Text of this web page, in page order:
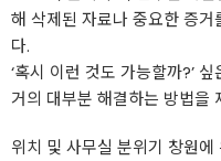
해 삭제된 자료나 중요한 증
다.
‘혹시 이런 것도 가능할까?’
거의 대부분 해결하는 방법을
위치 및 사무실 분위기 창원